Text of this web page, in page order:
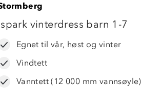
vinterdress barn 1-7
Egnet til vår, høst og vinter
Vindtett
Vanntett (12 000 mm vannsøyle)